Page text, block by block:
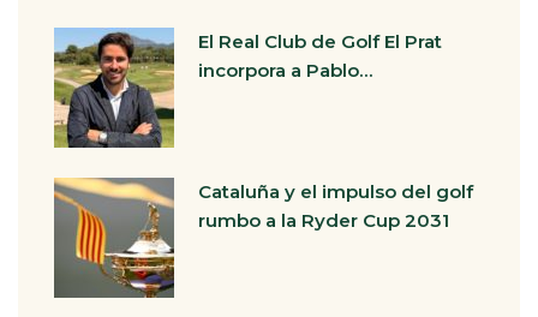
El Real Club de Golf El Prat
incorpora a Pablo…
Cataluña y el impulso del golf
rumbo a la Ryder Cup 2031